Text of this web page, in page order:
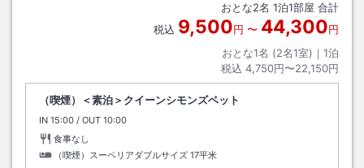
おとな2名 1泊1部屋 合計
税込 9,500円 〜 44,300円
おとな1名 (2名1室)｜ 1泊
税込 4,750円〜22,150円
（喫煙）＜素泊＞クイーンシモンズベット
IN チェックイン
15:00 / OUT チェックアウト
10:00
食事なし
（喫煙）スーペリアダブルサイズ 17平米